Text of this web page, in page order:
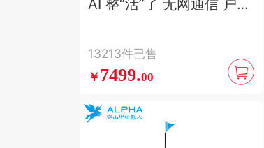
AI 整“活”了 无网通信 户外
+北斗卫星709~949
13213件已售
￥ 7499.00